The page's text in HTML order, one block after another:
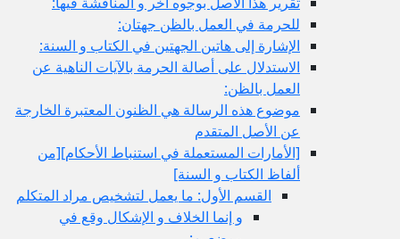
للحرمة في العمل بالظن جهتان:
الإشارة إلى هاتين الجهتين في الكتاب و السنة:
الاستدلال على أصالة الحرمة بالآيات الناهية عن
موضوع هذه الرسالة هي الظنون المعتبرة الخارجة
عن الأصل المتقدم
[الأمارات المستعملة في استنباط الأحكام‏][من
ألفاظ الكتاب و السنة]
القسم الأول: ما يعمل لتشخيص مراد المتكلم
و إنما الخلاف و الإشكال وقع في